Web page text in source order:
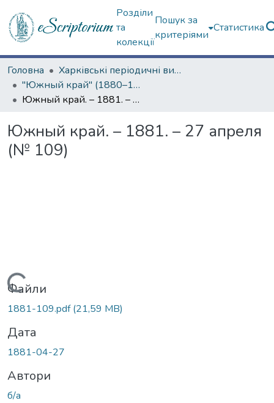
Розділи
та
колекції
Пошук за
критеріями
Статистика
Головна
Харківські періодичні видання
"Южный край" (1880–1919 гг.)
Южный край. – 1881. – 27 апреля (№ 109)
Южный край. – 1881. – 27 апреля
(№ 109)
Вантажиться...
Файли
1881-109.pdf(21,59 MB)
Дата
1881-04-27
Автори
б/а